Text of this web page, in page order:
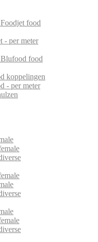
food
- per meter
Blufood food
koppelingen
- per meter